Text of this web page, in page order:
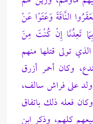
النَّاقَةَ وَعَتَوْا عَنْ
تَعِدُنَا إِنْ كُنْتَ مِنَ
77} وكان الذي تولى قتلها منهم
وكان أحمر أزرق
ولد على فراش سالف،
فعله ذلك باتفاق